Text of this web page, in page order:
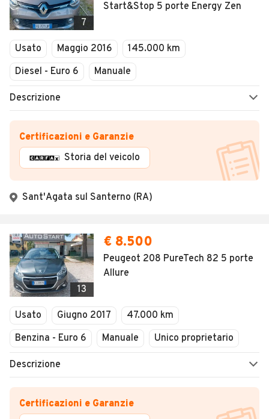
7
Start&Stop 5 porte Energy Zen
Usato Maggio 2016
145.000 km
Diesel - Euro 6
Manuale
Descrizione
Certificazioni e Garanzie
Storia del veicolo
Sant'Agata sul Santerno (RA)
13
€ 8.500
Peugeot 208 PureTech 82 5 porte
Allure
Usato Giugno 2017
47.000 km
Benzina - Euro 6
Manuale Unico proprietario
Descrizione
Certificazioni e Garanzie